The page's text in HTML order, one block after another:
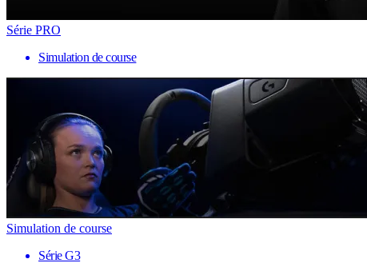
Série PRO
Simulation de course
Simulation de course
Série G3